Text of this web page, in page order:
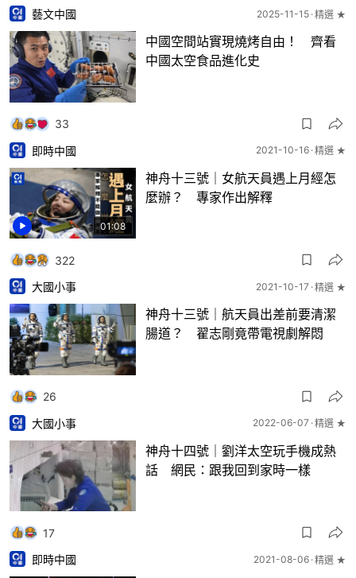
藝文中國 2025-11-15 精選 ★
中國空間站實現燒烤自由！ 齊看
中國太空食品進化史
33
01:08
即時中國 2021-10-16 精選 ★
神舟十三號｜女航天員遇上月經怎
麼辦？ 專家作出解釋
322
大國小事
2021-10-17 精選 ★
神舟十三號｜航天員出差前要清潔
腸道？ 翟志剛竟帶電視劇解悶
26
大國小事
2022-06-07 精選 ★
神舟十四號｜劉洋太空玩手機成熱
話 網民：跟我回到家時一樣
17
即時中國
2021-08-06 精選 ★